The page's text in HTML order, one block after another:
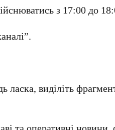
з 17:00 до
виділіть